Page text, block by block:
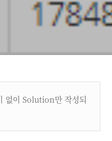
없이 Solution만 작성되